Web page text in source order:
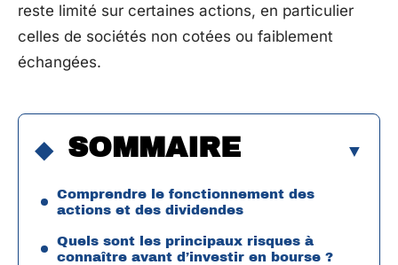
reste limité sur certaines actions, en particulier
celles de sociétés non cotées ou faiblement
échangées.
SOMMAIRE
Comprendre le fonctionnement des
actions et des dividendes
Quels sont les principaux risques à
connaître avant d’investir en bourse ?